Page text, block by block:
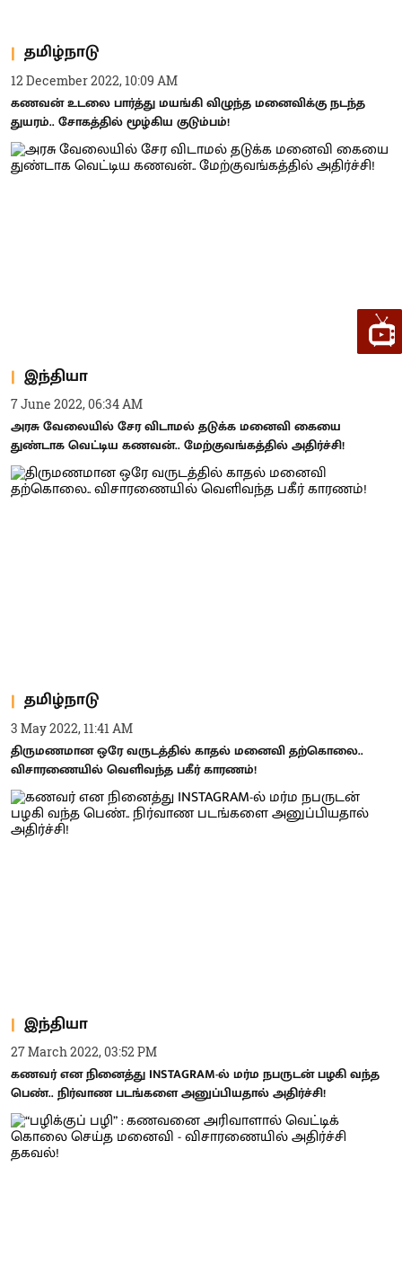
தமிழ்நாடு
12 December 2022, 10:09 AM
கணவன் உடலை பார்த்து மயங்கி விழுந்த மனைவிக்கு நடந்த
துயரம்.. சோகத்தில் மூழ்கிய குடும்பம்!
இந்தியா
7 June 2022, 06:34 AM
அரசு வேலையில் சேர விடாமல் தடுக்க மனைவி கையை
துண்டாக வெட்டிய கணவன்.. மேற்குவங்கத்தில் அதிர்ச்சி!
தமிழ்நாடு
3 May 2022, 11:41 AM
திருமணமான ஒரே வருடத்தில் காதல் மனைவி தற்கொலை..
விசாரணையில் வெளிவந்த பகீர் காரணம்!
இந்தியா
27 March 2022, 03:52 PM
கணவர் என நினைத்து INSTAGRAM-ல் மர்ம நபருடன் பழகி வந்த
பெண்.. நிர்வாண படங்களை அனுப்பியதால் அதிர்ச்சி!